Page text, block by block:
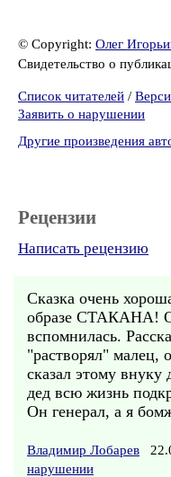
© Copyright: Олег
Свидетельство о
Список читателей /
Заявить о нарушении
Другие произведения
Рецензии
Написать рецензию
Сказка очень
образе СТАКАНА!
вспомнилась.
"растворял" малец,
сказал этому
дед всю жизнь
Он генерал, а я
Владимир Лобарев
нарушении